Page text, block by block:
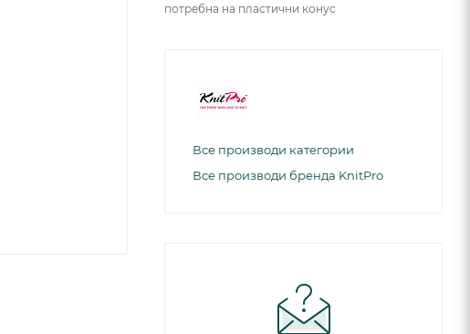
потребна на пластични конус
Все производи категории
Все производи бренда KnitPro